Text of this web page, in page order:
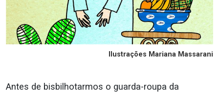
Ilustrações Mariana Massarani
Antes de bisbilhotarmos o guarda-roupa da